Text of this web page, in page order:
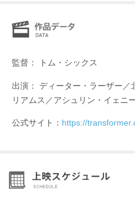
監督： トム・シックス
出演： ディーター・ラーザー／
リアムス／アシュリン・イェニ
公式サイト： https://